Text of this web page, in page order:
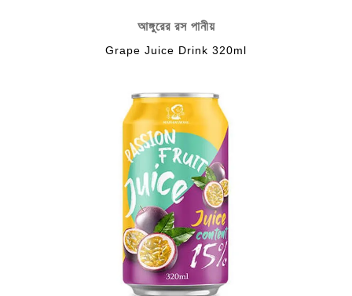
আঙ্গুরের রস পানীয়
Grape Juice Drink 320ml